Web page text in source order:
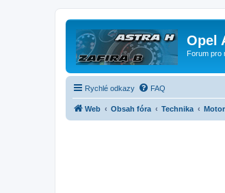
Opel
Forum pro
Rychlé odkazy FAQ
Web Obsah fóra Technika